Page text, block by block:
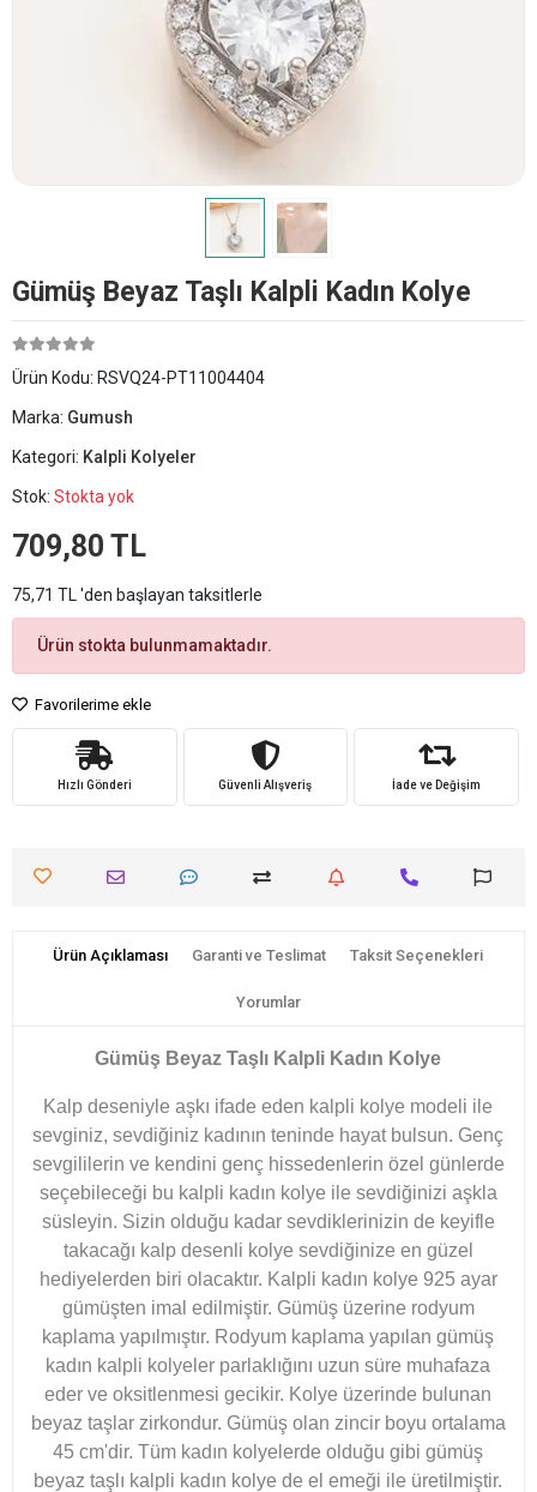
Gümüş Beyaz Taşlı Kalpli Kadın Kolye
Ürün Kodu: RSVQ24-PT11004404
Marka: Gumush
Kategori: Kalpli Kolyeler
Stok: Stokta yok
709,80 TL
75,71 TL 'den başlayan taksitlerle
Ürün stokta bulunmamaktadır.
Favorilerime ekle
Hızlı Gönderi Güvenli Alışveriş İade ve Değişim
Ürün Açıklaması Garanti ve Teslimat Taksit Seçenekleri
Yorumlar
Gümüş Beyaz Taşlı Kalpli Kadın Kolye
Kalp deseniyle aşkı ifade eden kalpli kolye modeli ile
sevginiz, sevdiğiniz kadının teninde hayat bulsun. Genç
sevgililerin ve kendini genç hissedenlerin özel günlerde
seçebileceği bu kalpli kadın kolye ile sevdiğinizi aşkla
süsleyin. Sizin olduğu kadar sevdiklerinizin de keyifle
takacağı kalp desenli kolye sevdiğinize en güzel
hediyelerden biri olacaktır. Kalpli kadın kolye 925 ayar
gümüşten imal edilmiştir. Gümüş üzerine rodyum
kaplama yapılmıştır. Rodyum kaplama yapılan gümüş
kadın kalpli kolyeler parlaklığını uzun süre muhafaza
eder ve oksitlenmesi gecikir. Kolye üzerinde bulunan
beyaz taşlar zirkondur. Gümüş olan zincir boyu ortalama
45 cm'dir. Tüm kadın kolyelerde olduğu gibi gümüş
beyaz taşlı kalpli kadın kolye de el emeği ile üretilmiştir.